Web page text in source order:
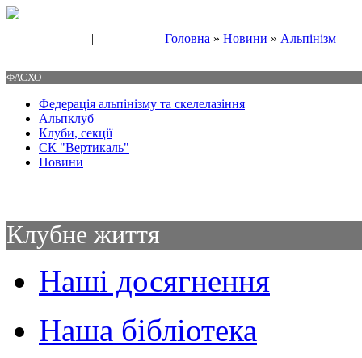
| Головна » Новини » Альпінізм
ФАСХО
Федерація альпінізму та скелелазіння
Альпклуб
Клуби, секції
СК "Вертикаль"
Новини
Клубне життя
Наші досягнення
Наша бібліотека